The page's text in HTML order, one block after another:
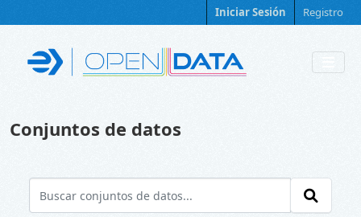
Iniciar Sesión Registro
Conjuntos de datos